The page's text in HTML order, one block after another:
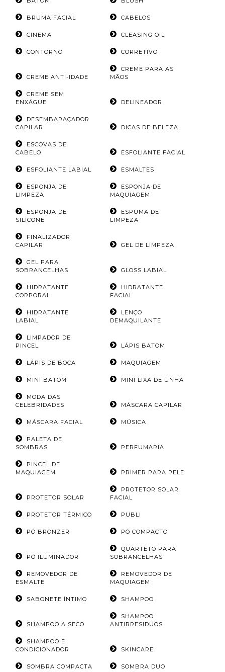
BRUMA FACIAL CABELOS
CINEMA CLEASING OIL
CONTORNO CORRETIVO
CREME ANTI-IDADE
CREME PARA AS
MÃOS
CREME SEM
ENXÁGUE
DELINEADOR
DESEMBARAÇADOR
CAPILAR
DICAS DE BELEZA
ESCOVAS DE
CABELO
ESFOLIANTE FACIAL
ESFOLIANTE LABIAL ESMALTES
ESPONJA DE
LIMPEZA
ESPONJA DE
MAQUIAGEM
ESPONJA DE
SILICONE
ESPUMA DE
LIMPEZA
FINALIZADOR
CAPILAR
GEL DE LIMPEZA
GEL PARA
SOBRANCELHAS
GLOSS LABIAL
HIDRATANTE
CORPORAL
HIDRATANTE
FACIAL
HIDRATANTE
LABIAL
LENÇO
DEMAQUILANTE
LIMPADOR DE
PINCEL
LÁPIS BATOM
LÁPIS DE BOCA MAQUIAGEM
MINI BATOM MINI LIXA DE UNHA
MODA DAS
CELEBRIDADES
MÁSCARA CAPILAR
MÁSCARA FACIAL MÚSICA
PALETA DE
SOMBRAS
PERFUMARIA
PINCEL DE
MAQUIAGEM
PRIMER PARA PELE
PROTETOR SOLAR
PROTETOR SOLAR
FACIAL
PROTETOR TÉRMICO PUBLI
PÓ BRONZER PÓ COMPACTO
PÓ ILUMINADOR
QUARTETO PARA
SOBRANCELHAS
REMOVEDOR DE
ESMALTE
REMOVEDOR DE
MAQUIAGEM
SABONETE ÍNTIMO SHAMPOO
SHAMPOO A SECO
SHAMPOO
ANTIRRESIDUOS
SHAMPOO E
CONDICIONADOR
SKINCARE
SOMBRA COMPACTA SOMBRA DUO